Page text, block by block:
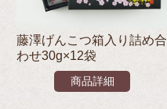
藤澤げんこつ箱入り詰め合
わせ30g×12袋
商品詳細